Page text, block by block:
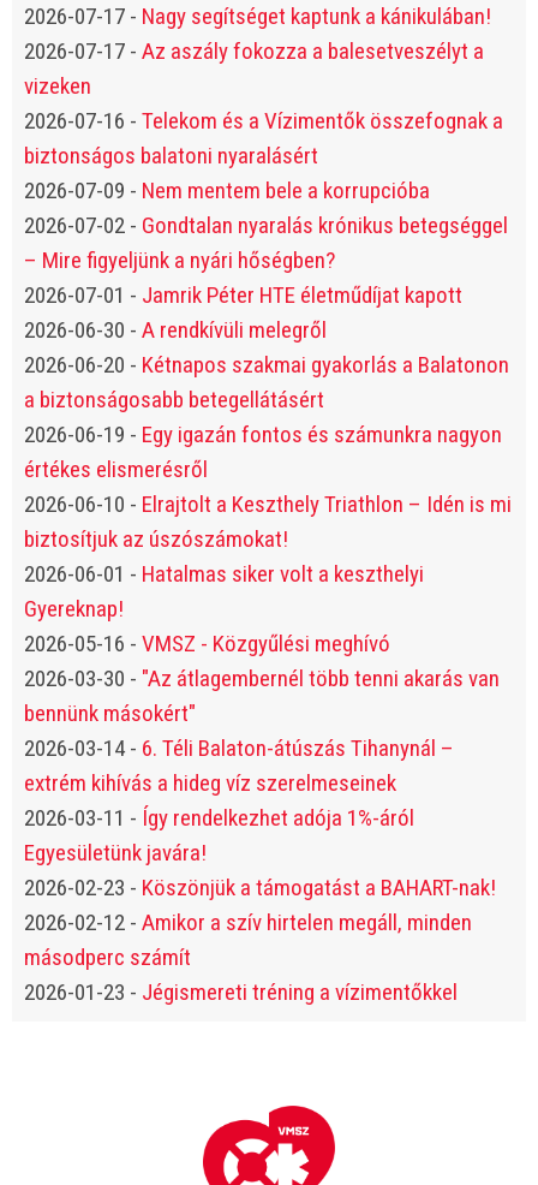
2026-07-17 - Nagy segítséget kaptunk a kánikulában!
2026-07-17 - Az aszály fokozza a balesetveszélyt a
vizeken
2026-07-16 - Telekom és a Vízimentők összefognak a
biztonságos balatoni nyaralásért
2026-07-09 - Nem mentem bele a korrupcióba
2026-07-02 - Gondtalan nyaralás krónikus betegséggel
– Mire figyeljünk a nyári hőségben?
2026-07-01 - Jamrik Péter HTE életműdíjat kapott
2026-06-30 - A rendkívüli melegről
2026-06-20 - Kétnapos szakmai gyakorlás a Balatonon
a biztonságosabb betegellátásért
2026-06-19 - Egy igazán fontos és számunkra nagyon
értékes elismerésről
2026-06-10 - Elrajtolt a Keszthely Triathlon – Idén is mi
biztosítjuk az úszószámokat!
2026-06-01 - Hatalmas siker volt a keszthelyi
Gyereknap!
2026-05-16 - VMSZ - Közgyűlési meghívó
2026-03-30 - "Az átlagembernél több tenni akarás van
bennünk másokért"
2026-03-14- 6. Téli Balaton-átúszás Tihanynál –
extrém kihívás a hideg víz szerelmeseinek
2026-03-11 - Így rendelkezhet adója 1%-áról
Egyesületünk javára!
2026-02-23 - Köszönjük a támogatást a BAHART-nak!
2026-02-12 - Amikor a szív hirtelen megáll, minden
másodperc számít
2026-01-23 - Jégismereti tréning a vízimentőkkel